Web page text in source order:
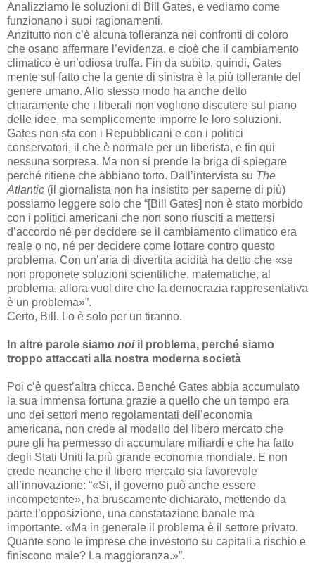
Analizziamo le soluzioni di Bill Gates, e vediamo come
funzionano i suoi ragionamenti.
Anzitutto non c’è alcuna tolleranza nei confronti di coloro
che osano affermare l’evidenza, e cioè che il cambiamento
climatico è un’odiosa truffa. Fin da subito, quindi, Gates
mente sul fatto che la gente di sinistra è la più tollerante del
genere umano. Allo stesso modo ha anche detto
chiaramente che i liberali non vogliono discutere sul piano
delle idee, ma semplicemente imporre le loro soluzioni.
Gates non sta con i Repubblicani e con i politici
conservatori, il che è normale per un liberista, e fin qui
nessuna sorpresa. Ma non si prende la briga di spiegare
perché ritiene che abbiano torto. Dall’intervista su The
Atlantic (il giornalista non ha insistito per saperne di più)
possiamo leggere solo che “[Bill Gates] non è stato morbido
con i politici americani che non sono riusciti a mettersi
d’accordo né per decidere se il cambiamento climatico era
reale o no, né per decidere come lottare contro questo
problema. Con un’aria di divertita acidità ha detto che «se
non proponete soluzioni scientifiche, matematiche, al
problema, allora vuol dire che la democrazia rappresentativa
è un problema»”.
Certo, Bill. Lo è solo per un tiranno.
In altre parole siamo noi il problema, perché siamo
troppo attaccati alla nostra moderna società
Poi c’è quest’altra chicca. Benché Gates abbia accumulato
la sua immensa fortuna grazie a quello che un tempo era
uno dei settori meno regolamentati dell’economia
americana, non crede al modello del libero mercato che
pure gli ha permesso di accumulare miliardi e che ha fatto
degli Stati Uniti la più grande economia mondiale. E non
crede neanche che il libero mercato sia favorevole
all’innovazione: “«Si, il governo può anche essere
incompetente», ha bruscamente dichiarato, mettendo da
parte l’opposizione, una constatazione banale ma
importante. «Ma in generale il problema è il settore privato.
Quante sono le imprese che investono su capitali a rischio e
finiscono male? La maggioranza.»”.